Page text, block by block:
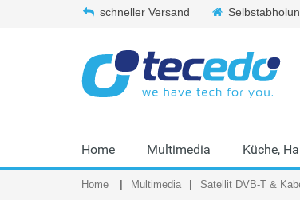
schneller Versand
Home Multimedia Küche,
Home Multimedia Satellit DVB-T &